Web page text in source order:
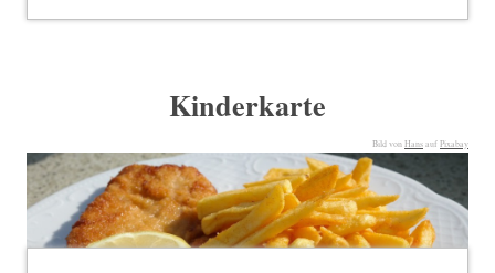
Kinderkarte
Bild von Hans auf Pixabay